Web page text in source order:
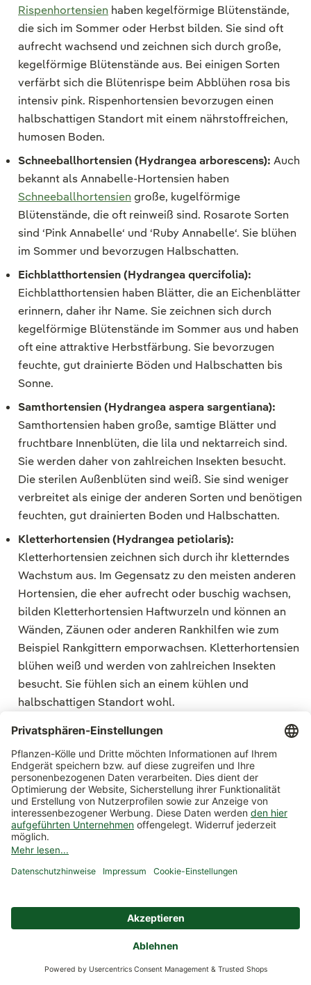
Rispenhortensien haben kegelförmige Blütenstände,
die sich im Sommer oder Herbst bilden. Sie sind oft
aufrecht wachsend und zeichnen sich durch große,
kegelförmige Blütenstände aus. Bei einigen Sorten
verfärbt sich die Blütenrispe beim Abblühen rosa bis
intensiv pink. Rispenhortensien bevorzugen einen
halbschattigen Standort mit einem nährstoffreichen,
humosen Boden.
Schneeballhortensien (Hydrangea arborescens): Auch
bekannt als Annabelle-Hortensien haben
Schneeballhortensien große, kugelförmige
Blütenstände, die oft reinweiß sind. Rosarote Sorten
sind ‘Pink Annabelle‘ und ‘Ruby Annabelle‘. Sie blühen
im Sommer und bevorzugen Halbschatten.
Eichblatthortensien (Hydrangea quercifolia):
Eichblatthortensien haben Blätter, die an Eichenblätter
erinnern, daher ihr Name. Sie zeichnen sich durch
kegelförmige Blütenstände im Sommer aus und haben
oft eine attraktive Herbstfärbung. Sie bevorzugen
feuchte, gut drainierte Böden und Halbschatten bis
Sonne.
Samthortensien (Hydrangea aspera sargentiana):
Samthortensien haben große, samtige Blätter und
fruchtbare Innenblüten, die lila und nektarreich sind.
Sie werden daher von zahlreichen Insekten besucht.
Die sterilen Außenblüten sind weiß. Sie sind weniger
verbreitet als einige der anderen Sorten und benötigen
feuchten, gut drainierten Boden und Halbschatten.
Kletterhortensien (Hydrangea petiolaris):
Kletterhortensien zeichnen sich durch ihr kletterndes
Wachstum aus. Im Gegensatz zu den meisten anderen
Hortensien, die eher aufrecht oder buschig wachsen,
bilden Kletterhortensien Haftwurzeln und können an
Wänden, Zäunen oder anderen Rankhilfen wie zum
Beispiel Rankgittern emporwachsen. Kletterhortensien
blühen weiß und werden von zahlreichen Insekten
besucht. Sie fühlen sich an einem kühlen und
halbschattigen Standort wohl.
Zwergtellerhortensien/Berghortensien (Hydrangea
Bauernhortensien (Hydrangea macrophylla)
verwechselt, da sie ähnliche Merkmale aufweisen. Die
Blüten von Zwergtellerhortensien sind jedoch kleiner
und auch die Blätter sind kleiner und gröber als die der
Bauernhortensien, da es sich bei diesen Hortensien
eher um Wildformen handelt. Die Blüten werden von
zahlreichen Insekten besucht. Zudem haben
Sie bevorzugen einen halbschattigen bis schattigen
Standort mit humosen Boden.
Hortensie im Topf für Terrasse oder